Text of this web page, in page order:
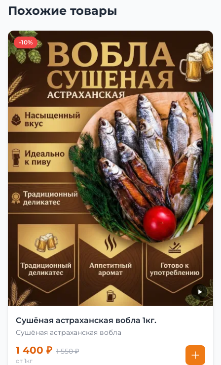
Похожие товары
-10%
Сушёная астраханская вобла 1кг.
Сушёная астраханская вобла
1 400 ₽ 1 550 ₽
от 1кг